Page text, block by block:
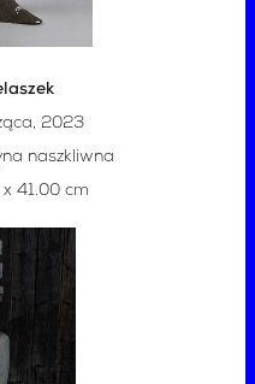
2023
naszkliwna
41.00 cm